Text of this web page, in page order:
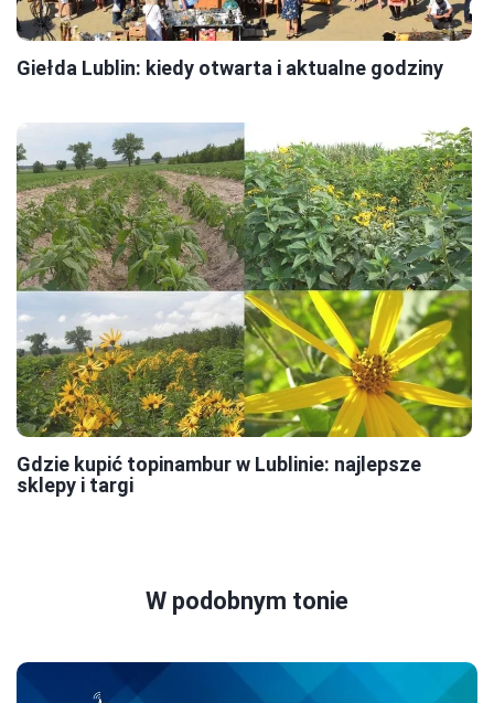
Giełda Lublin: kiedy otwarta i aktualne godziny
Gdzie kupić topinambur w Lublinie: najlepsze
sklepy i targi
W podobnym tonie